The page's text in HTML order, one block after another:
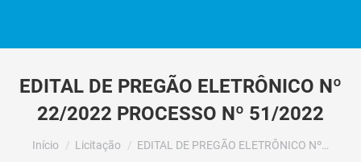
EDITAL DE PREGÃO ELETRÔNICO Nº
22/2022 PROCESSO Nº 51/2022
Você está aqui:
Início Licitação EDITAL DE PREGÃO ELETRÔNICO Nº…